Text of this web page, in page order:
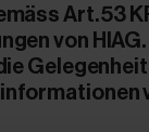
Art. 53
von